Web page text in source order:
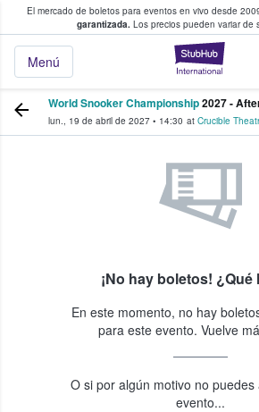
El mercado de boletos para eventos en vivo desde
garantizada. Los precios pueden variar de
Menú
fans compran y venden
World Snooker Championship2027 -
lun., 19 de abril de 2027 • 14:30 at Crucible
¡No hay boletos! ¿Qué
En este momento, no hay
para este evento. Vuelve
O si por algún motivo no puedes
evento...